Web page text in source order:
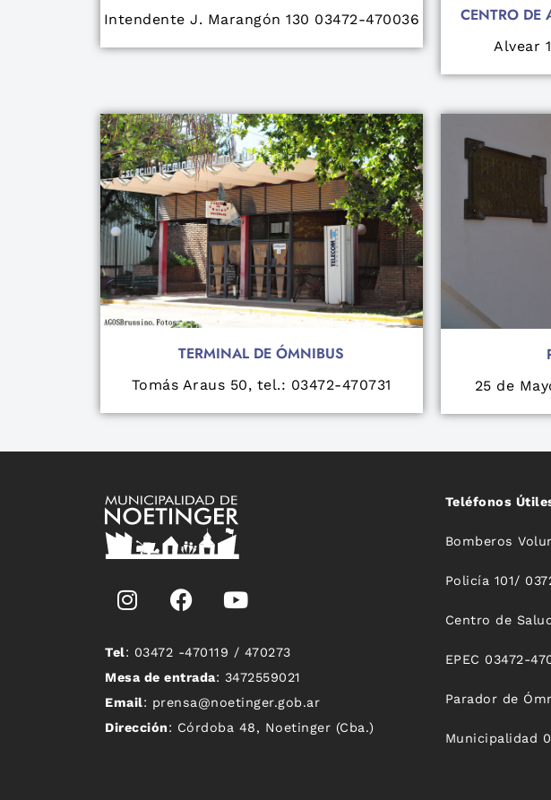
Intendente J. Marangón 130 03472-470036 CENTRO DE
Alvear
TERMINAL DE ÓMNIBUS
Tomás Araus 50, tel.: 03472-470731 25 de
Tel: 03472 -470119 / 470273
Mesa de entrada: 3472559021
Email: prensa@noetinger.gob.ar
Dirección: Córdoba 48, Noetinger (Cba.)
Teléfonos
Bomberos
Policía 101/
Centro de
EPEC 03472-
Parador de
Municipalidad